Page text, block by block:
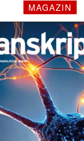
MAGAZIN